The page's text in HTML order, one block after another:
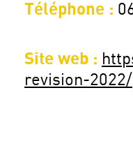
Téléphone :
Site web :
revision-2022/